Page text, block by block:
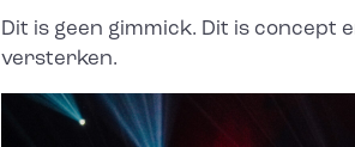
Dit is geen gimmick. Dit is concept
versterken.